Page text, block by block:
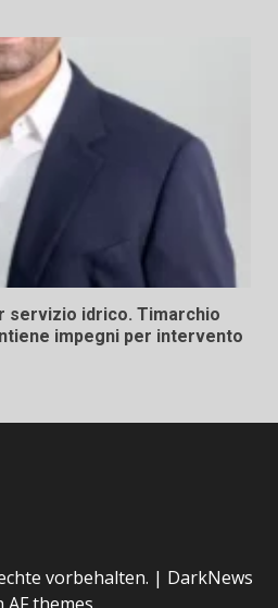
servizio idrico. Timarchio
impegni per intervento
vorbehalten. | DarkNews